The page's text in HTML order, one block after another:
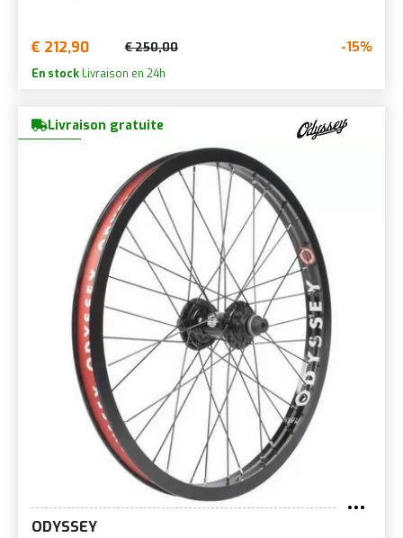
€ 212,90 € 250,00 -15%
En stock Livraison en 24h
Livraison gratuite
ODYSSEY